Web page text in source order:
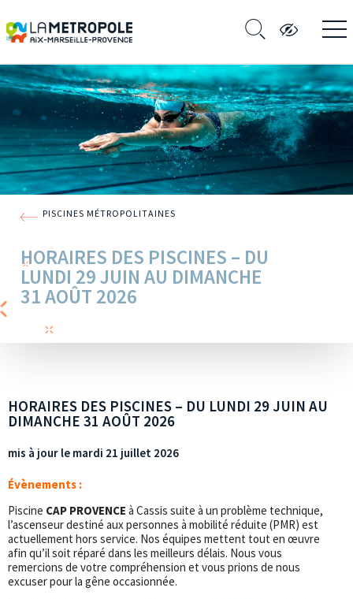
PISCINES MÉTROPOLITAINES
HORAIRES DES PISCINES – DU
LUNDI 29 JUIN AU DIMANCHE
31 AOÛT 2026
HORAIRES DES PISCINES – DU LUNDI 29 JUIN AU
DIMANCHE 31 AOÛT 2026
mis à jour le mardi 21 juillet 2026
Évènements :
Piscine CAP PROVENCE à Cassis suite à un problème technique,
l’ascenseur destiné aux personnes à mobilité réduite (PMR) est
actuellement hors service. Nos équipes mettent tout en œuvre
afin qu’il soit réparé dans les meilleurs délais. Nous vous
remercions de votre compréhension et vous prions de nous
excuser pour la gêne occasionnée.